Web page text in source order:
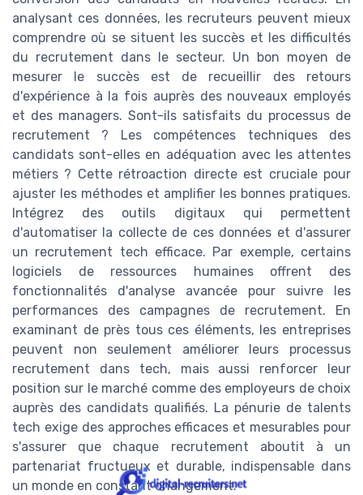
analysant ces données, les recruteurs peuvent mieux
comprendre où se situent les succès et les difficultés
du recrutement dans le secteur. Un bon moyen de
mesurer le succès est de recueillir des retours
d'expérience à la fois auprès des nouveaux employés
et des managers. Sont-ils satisfaits du processus de
recrutement ? Les compétences techniques des
candidats sont-elles en adéquation avec les attentes
métiers ? Cette rétroaction directe est cruciale pour
ajuster les méthodes et amplifier les bonnes pratiques.
Intégrez des outils digitaux qui permettent
d'automatiser la collecte de ces données et d'assurer
un recrutement tech efficace. Par exemple, certains
logiciels de ressources humaines offrent des
fonctionnalités d'analyse avancée pour suivre les
performances des campagnes de recrutement. En
examinant de près tous ces éléments, les entreprises
peuvent non seulement améliorer leurs processus
recrutement dans tech, mais aussi renforcer leur
position sur le marché comme des employeurs de choix
auprès des candidats qualifiés. La pénurie de talents
tech exige des approches efficaces et mesurables pour
s'assurer que chaque recrutement aboutit à un
partenariat fructueux et durable, indispensable dans
un monde en constant changement.